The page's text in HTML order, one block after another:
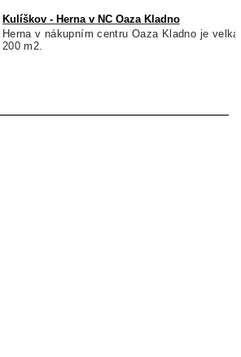
Kulíškov - Herna v NC Oaza Kladno
Herna v nákupním centru Oaza Kladno je velká
200 m2.